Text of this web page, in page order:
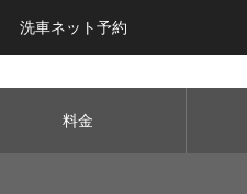
洗車ネット予約
料金